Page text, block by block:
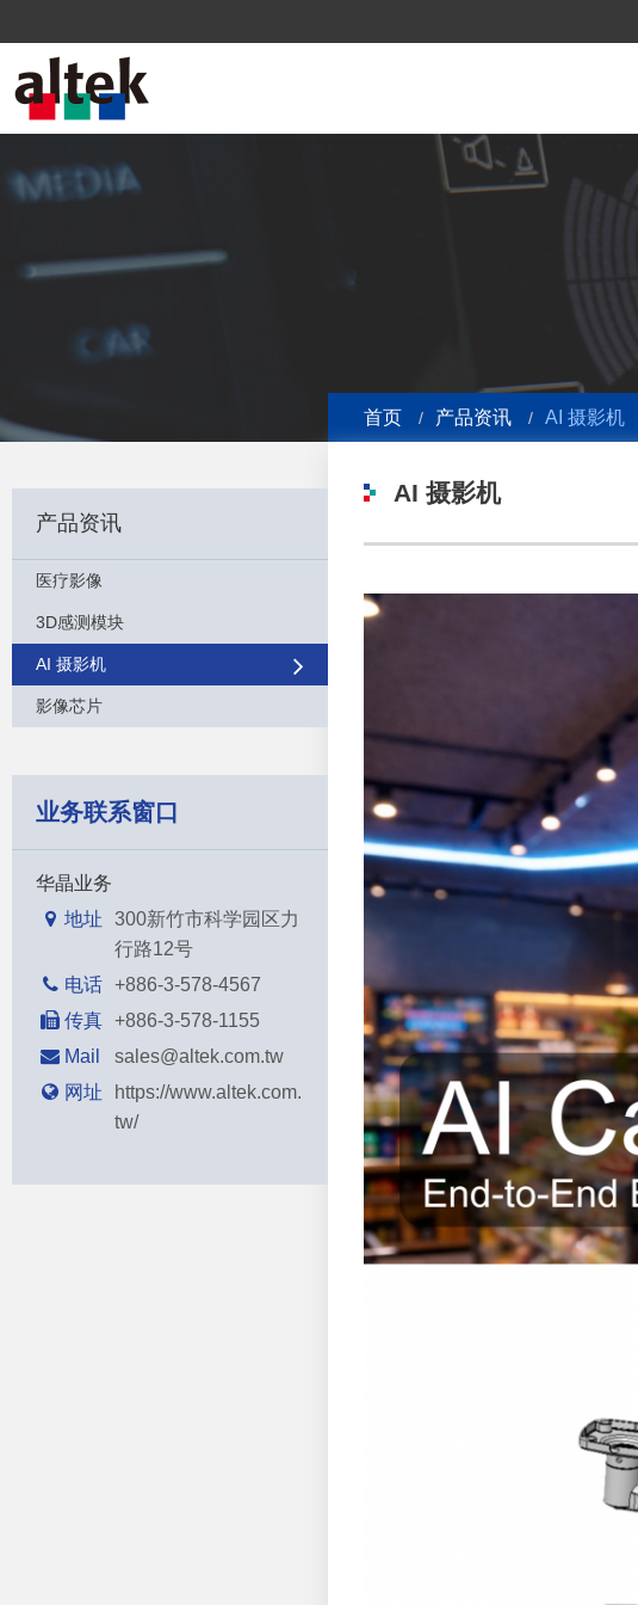
首页 产品资讯 AI 摄影机
AI 摄影机
产品资讯
医疗影像
3D感测模块
AI 摄影机
影像芯片
业务联系窗口
华晶业务
地址
300新竹市科学园区力
行路12号
电话 +886-3-578-4567
传真 +886-3-578-1155
Mail
sales@altek.com.tw
网址
https://www.altek.com.
tw/